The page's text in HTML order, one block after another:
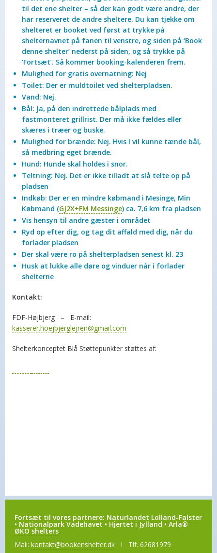
til det ene shelter – så der kan godt være andre, der
har reserveret de andre sheltere. Du kan tjekke om
shelteret er booket ved først at trykke på
shelternavnet på fanen til venstre, og siden på ‘Book
denne shelter’ nederst på siden, og så trykke på
‘Fortsæt’. Så kommer booking-kalenderen frem.
Mulighed for gratis overnatning: Nej
Toilet: Der er muldtoilet ved shelterpladsen.
Vand: Nej.
Bål: Ja, på den indrettede bålplads med
fastmonteret grillrist. Der må ikke fældes eller
skæres i træer og buske.
Mulighed for brænde: Nej. Hvis I vil kunne tænde bål,
så medbring eget brænde.
Hund: Hunde skal holdes i snor.
Teltning: Nej. Det er ikke tilladt at slå telte op på
pladsen
Indkøb: Der er en mindre købmand i Mesinge, Min
Købmand (GJ2X+FM Messinge) ca. 7,6 km fra pladsen
Vis hensyn til andre gæster i området
Ryd op efter dig, og tag dit affald med dig, når du
forlader pladsen
Der skal være ro på shelterpladsen senest kl. 23
Husk at lukke alle døre og vinduer når i forlader
shelterne
Kontakt:
FDF-Højbjerg – E-mail:
kasserer.hoejbjerglejren@gmail.com
Shelterkonceptet Blå Støttepunkter støttes af:
Fortsæt til vores partnere: Naturlandet Lolland-Falster
• Nationalpark Vadehavet •Hjertet i Jylland•Arla®
ØKO shelters
Mail: kontakt@bookenshelter.dk I Tlf. 62681979